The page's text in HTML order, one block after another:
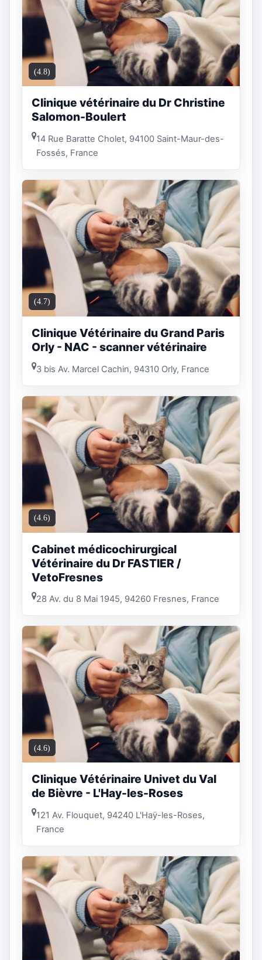
(4.8)
Clinique vétérinaire du Dr Christine
Salomon-Boulert
14 Rue Baratte Cholet, 94100 Saint-Maur-des-
Fossés, France
(4.7)
Clinique Vétérinaire du Grand Paris
Orly - NAC - scanner vétérinaire
3 bis Av. Marcel Cachin, 94310 Orly, France
(4.6)
Cabinet médicochirurgical
Vétérinaire du Dr FASTIER /
VetoFresnes
28 Av. du 8 Mai 1945, 94260 Fresnes, France
(4.6)
Clinique Vétérinaire Univet du Val
de Bièvre - L'Hay-les-Roses
121 Av. Flouquet, 94240 L'Haÿ-les-Roses,
France